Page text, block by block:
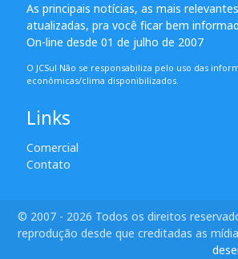
As principais notícias, as mais
atualizadas, pra você ficar bem
On-line desde 01 de julho de 2007
O JCSul Não se responsabiliza pelo uso das
econômicas/clima disponibilizados.
Links
Comercial
Contato
© 2007 - 2026 Todos os direitos
reprodução desde que creditadas as